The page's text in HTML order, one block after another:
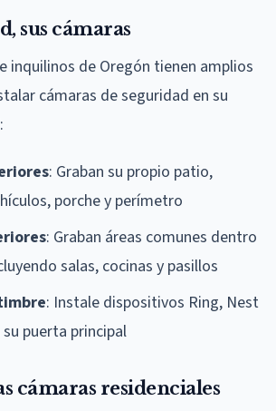
sus cámaras
inquilinos de Oregón tienen amplios
cámaras de seguridad en su
: Graban su propio patio,
porche y perímetro
: Graban áreas comunes dentro
salas, cocinas y pasillos
: Instale dispositivos Ring, Nest
puerta principal
cámaras residenciales